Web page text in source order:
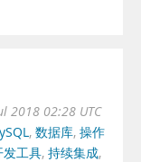
2018 02:28 UTC
, 数据库, 操作
发工具, 持续集成,